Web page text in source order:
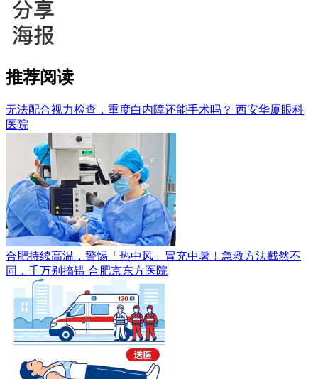
推荐阅读
无法配合视力检查，重度白内障还能手术吗？ 西安华厦眼科
医院
合肥持续高温，警惕「热中风」冒充中暑！急救方法截然不
同，千万别搞错 合肥京东方医院